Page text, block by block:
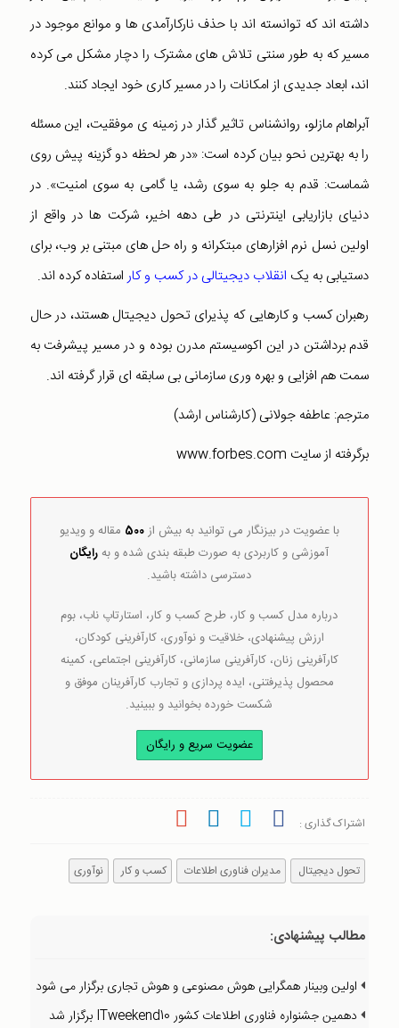
داشته اند که توانسته اند با حذف نارکارآمدی ها و موانع موجود در
مسیر که به طور سنتی تلاش های مشترک را دچار مشکل می کرده
اند، ابعاد جدیدی از امکانات را در مسیر کاری خود ایجاد کنند.
آبراهام مازلو، روانشناس تاثیر گذار در زمینه ی موفقیت، این مسئله
را به بهترین نحو بیان کرده است: «در هر لحظه دو گزینه پیش روی
شماست: قدم به جلو به سوی رشد، یا گامی به سوی امنیت». در
دنیای بازاریابی اینترنتی در طی دهه اخیر، شرکت ها در واقع از
اولین نسل نرم افزارهای مبتکرانه و راه حل های مبتنی بر وب، برای
دستیابی به یک انقلاب دیجیتالی در کسب و کاراستفاده کرده اند.
رهبران کسب و کارهایی که پذیرای تحول دیجیتال هستند، در حال
قدم برداشتن در این اکوسیستم مدرن بوده و در مسیر پیشرفت به
سمت هم افزایی و بهره وری سازمانی بی سابقه ای قرار گرفته اند.
مترجم: عاطفه جولانی (کارشناس ارشد)
برگرفته از سایت www.forbes.com
با عضویت در بیزنگار می توانید به بیش از500 مقاله و ویدیو
آموزشی و کاربردی به صورت طبقه بندی شده و بهرایگان
دسترسی داشته باشید.
درباره مدل کسب و کار، طرح کسب و کار، استارتاپ ناب، بوم
ارزش پیشنهادی، خلاقیت و نوآوری، کارآفرینی کودکان،
کارآفرینی زنان، کارآفرینی سازمانی، کارآفرینی اجتماعی، کمینه
محصول پذیرفتنی، ایده پردازی و تجارب کارآفرینان موفق و
شکست خورده بخوانید و ببینید.
عضویت سریع و رایگان
اشتراک گذاری :
تحول دیجیتال مدیران فناوری اطلاعات کسب و کار نوآوری
مطالب پیشنهادی:
اولین وبینار همگرایی هوش مصنوعی و هوش تجاری برگزار می شود
دهمین جشنواره فناوری اطلاعات کشور ITweekend10 برگزار شد